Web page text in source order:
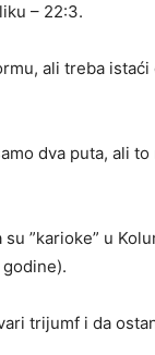
– 22:3.
ali treba
dva puta, ali
”karioke” u
trijumf i da